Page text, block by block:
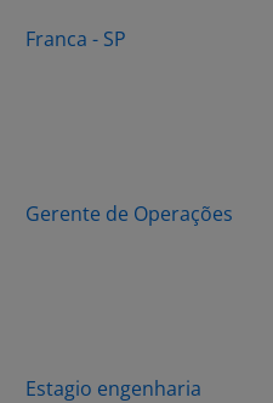
Franca - SP
Gerente de Operações
Estagio engenharia